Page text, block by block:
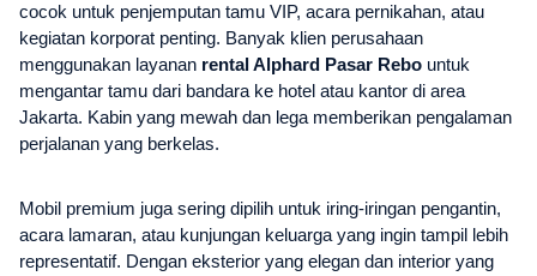
cocok untuk penjemputan tamu VIP, acara pernikahan, atau
kegiatan korporat penting. Banyak klien perusahaan
menggunakan layanan rental Alphard Pasar Rebo untuk
mengantar tamu dari bandara ke hotel atau kantor di area
Jakarta. Kabin yang mewah dan lega memberikan pengalaman
perjalanan yang berkelas.
Mobil premium juga sering dipilih untuk iring-iringan pengantin,
acara lamaran, atau kunjungan keluarga yang ingin tampil lebih
representatif. Dengan eksterior yang elegan dan interior yang